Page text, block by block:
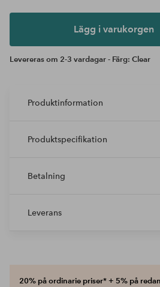
Lägg i varukorgen
Levereras om 2-3 vardagar - Färg: Clear
Produktinformation
Produktspecifikation
Betalning
Leverans
20% på ordinarie priser* + 5% på